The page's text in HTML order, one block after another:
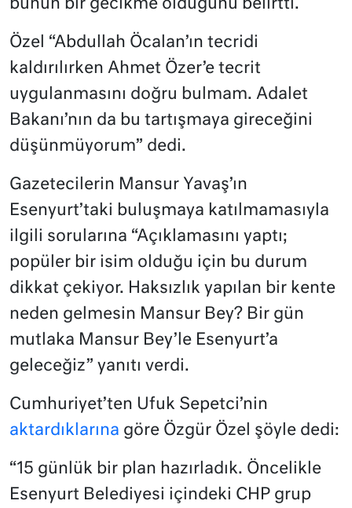
bunun bir gecikme olduğunu belirtti.
Özel “Abdullah Öcalan’ın tecridi
kaldırılırken Ahmet Özer’e tecrit
uygulanmasını doğru bulmam. Adalet
Bakanı’nın da bu tartışmaya gireceğini
düşünmüyorum” dedi.
Gazetecilerin Mansur Yavaş’ın
Esenyurt’taki buluşmaya katılmamasıyla
ilgili sorularına “Açıklamasını yaptı;
popüler bir isim olduğu için bu durum
dikkat çekiyor. Haksızlık yapılan bir kente
neden gelmesin Mansur Bey? Bir gün
mutlaka Mansur Bey’le Esenyurt’a
geleceğiz” yanıtı verdi.
Cumhuriyet’ten Ufuk Sepetci’nin
aktardıklarına göre Özgür Özel şöyle dedi:
“15 günlük bir plan hazırladık. Öncelikle
Esenyurt Belediyesi içindeki CHP grup